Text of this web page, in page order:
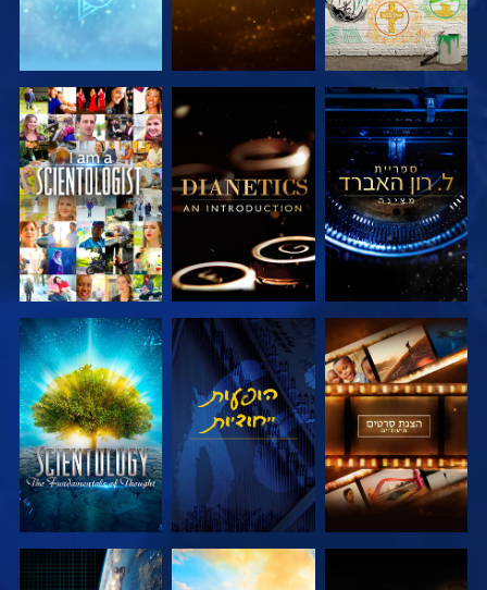
בדוק את הסדרה בדוק את הסדרה צפה
בדוק את הסדרה צפה בדוק את הסדרה